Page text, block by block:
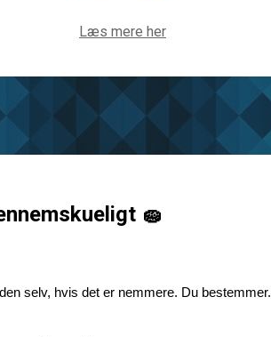
Læs mere her
🧽
selv, hvis det er nemmere. Du bestemmer.